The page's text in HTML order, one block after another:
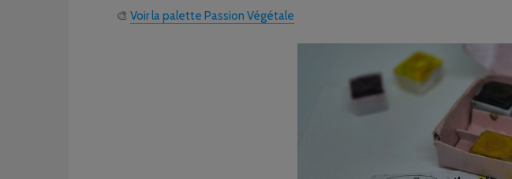
🎨 Voir la palette Passion Végétale